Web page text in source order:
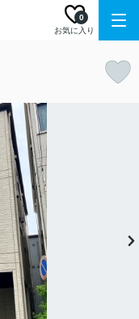
お気に入り
0